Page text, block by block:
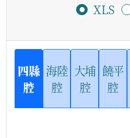
XLS
四縣
腔
海陸
腔
大埔
腔
饒平
腔